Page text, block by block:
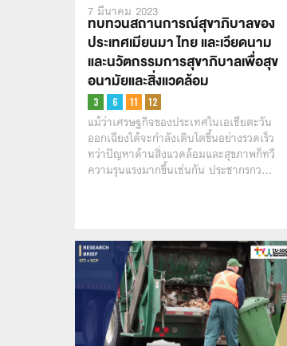
7 มีนาคม 2023
ทบทวนสถานการณ์สุขาภิบาลของ
ประเทศเมียนมา ไทย และเวียดนาม
และนวัตกรรมการสุขาภิบาลเพื่อสุข
อนามัยและสิ่งแวดล้อม
แม้ว่าเศรษฐกิจของประเทศในเอเชียตะวัน
ออกเฉียงใต้จะกำลังเติบโตขึ้นอย่างรวดเร็ว
ทว่าปัญหาด้านสิ่งแวดล้อมและสุขภาพก็ทวี
ความรุนแรงมากขึ้นเช่นกัน ประชากรกว…